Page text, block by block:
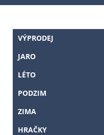
VÝPRODEJ
JARO
LÉTO
PODZIM
ZIMA
HRAČKY